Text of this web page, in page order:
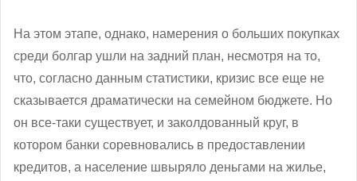
На этом этапе, однако, намерения о больших покупках
среди болгар ушли на задний план, несмотря на то,
что, согласно данным статистики, кризис все еще не
сказывается драматически на семейном бюджете. Но
он все-таки существует, и заколдованный круг, в
котором банки соревновались в предоставлении
кредитов, а население швыряло деньгами на жилье,